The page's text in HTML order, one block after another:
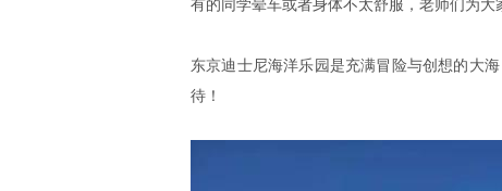
东京迪士尼海洋乐园是充满冒险与创想的大
待！